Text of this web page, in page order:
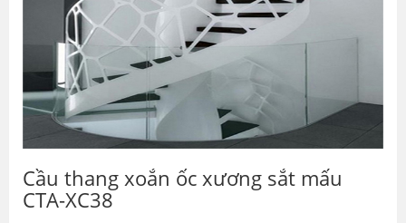
Cầu thang xoắn ốc xương sắt mấu
CTA-XC38